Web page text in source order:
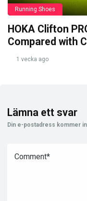
Running Shoes
HOKA Clifton
Compared with
1 vecka ago
Lämna ett svar
Din e-postadress kommer